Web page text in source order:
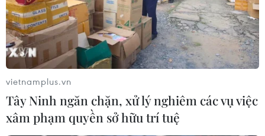
vietnamplus.vn
Tây Ninh ngăn chặn, xử lý nghiêm các vụ việc
xâm phạm quyền sở hữu trí tuệ